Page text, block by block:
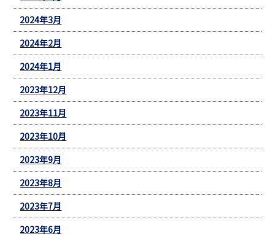
2024年3月
2024年2月
2024年1月
2023年12月
2023年11月
2023年10月
2023年9月
2023年8月
2023年7月
2023年6月